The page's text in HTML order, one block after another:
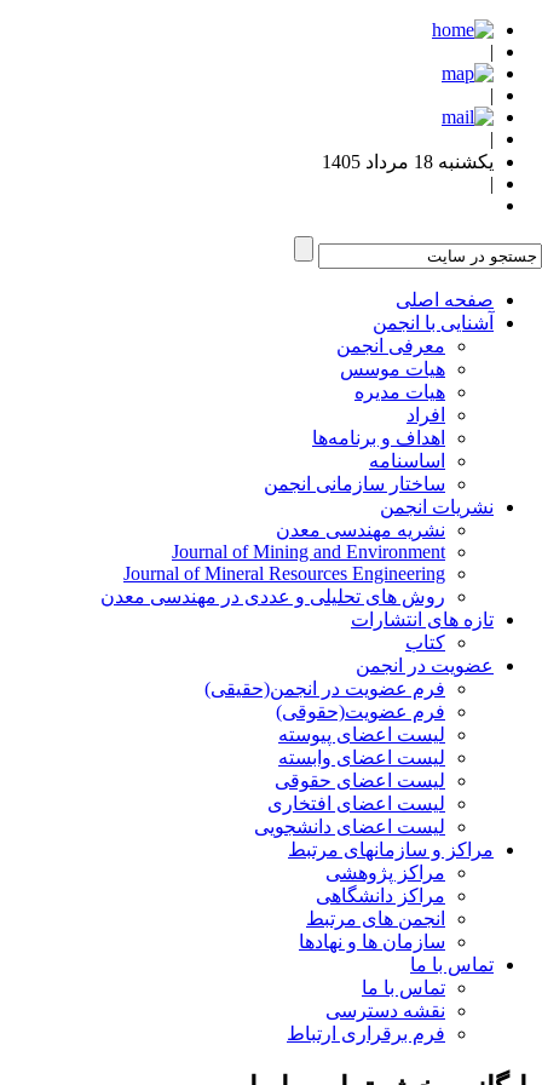
یکشنبه 18 مرداد 1405
صفحه اصلی
آشنایی با انجمن
معرفی انجمن
هیات موسس
هیات مدیره
افراد
اهداف و برنامه‌ها
اساسنامه
ساختار سازمانی انجمن
نشریات انجمن
نشریه مهندسی معدن
Journal of Mining and Environment
Journal of Mineral Resources Engineering
روش های تحلیلی و عددی در مهندسی معدن
تازه های انتشارات
کتاب
عضویت در انجمن
فرم عضویت در انجمن(حقیقی)
فرم عضویت(حقوقی)
لیست اعضای پیوسته
لیست اعضای وابسته
لیست اعضای حقوقی
لیست اعضای افتخاری
لیست اعضای دانشجویی
مراکز و سازمانهای مرتبط
مراکز پژوهشی
مراکز دانشگاهی
انجمن های مرتبط
سازمان ها و نهادها
تماس با ما
تماس با ما
نقشه دسترسی
فرم برقراری ارتباط